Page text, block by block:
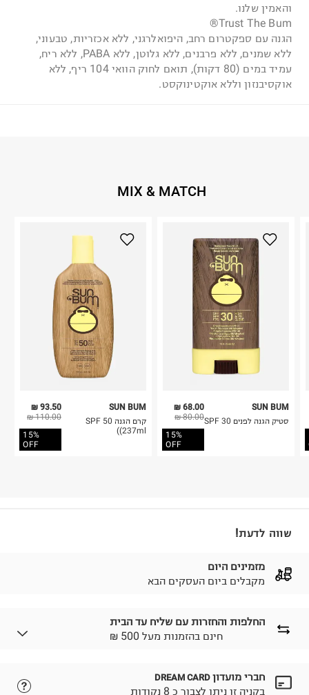
והאמין שלנו.
Trust The Bum®
הגנה עם ספקטרום רחב, היפואלרגני, ללא אכזריות, טבעוני,
ללא שמנים, ללא פרבנים, ללא גלוטן, ללא PABA, ללא ריח,
עמיד במים (80 דקות), תואם לחוק הוואי 104 ריף, ללא
אוקסיבנזון וללא אוקטינוקסט.
MIX & MATCH
93.50 ₪
110.00 ₪
15%
OFF
SUN BUM
קרם הגנה 50 SPF
(237ml)
68.00 ₪
80.00 ₪
15%
OFF
SUN BUM
סטיק הגנה לפנים SPF 30
שווה לדעת!
מזמינים היום
מקבלים ביום העסקים הבא
החלפות והחזרות עם שליח עד הבית
₪ חינם בהזמנות מעל 500
לבחירת בשיטת המשלוח המתאימה לכם,
חברי מועדון DREAM CARD
בקניה זו ניתן לצבור כ 8 נקודות